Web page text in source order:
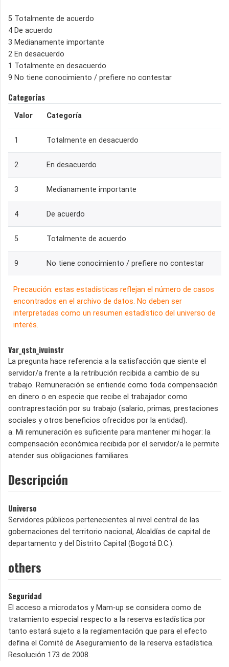
5 Totalmente de acuerdo
4 De acuerdo
3 Medianamente importante
2 En desacuerdo
1 Totalmente en desacuerdo
9 No tiene conocimiento / prefiere no contestar
Categorías
Valor Categoría
1 Totalmente en desacuerdo
2 En desacuerdo
3 Medianamente importante
4 De acuerdo
5 Totalmente de acuerdo
9 No tiene conocimiento / prefiere no contestar
Precaución: estas estadísticas reflejan el número de casos
encontrados en el archivo de datos. No deben ser
interpretadas como un resumen estadístico del universo de
interés.
Var_qstn_ivuinstr
La pregunta hace referencia a la satisfacción que siente el
servidor/a frente a la retribución recibida a cambio de su
trabajo. Remuneración se entiende como toda compensación
en dinero o en especie que recibe el trabajador como
contraprestación por su trabajo (salario, primas, prestaciones
sociales y otros beneficios ofrecidos por la entidad).
a. Mi remuneración es suficiente para mantener mi hogar: la
compensación económica recibida por el servidor/a le permite
atender sus obligaciones familiares.
Descripción
Universo
Servidores públicos pertenecientes al nivel central de las
gobernaciones del territorio nacional, Alcaldías de capital de
departamento y del Distrito Capital (Bogotá D.C.).
others
Seguridad
El acceso a microdatos y Mam-up se considera como de
tratamiento especial respecto a la reserva estadística por
tanto estará sujeto a la reglamentación que para el efecto
defina el Comité de Aseguramiento de la reserva estadística.
Resolución 173 de 2008.